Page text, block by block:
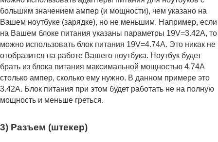
большим значением ампер (и мощности), чем указано на
Вашем ноутбуке (зарядке), но не меньшим. Например, если
на Вашем блоке питания указаны параметры 19V=3.42A, то
можно использовать блок питания 19V=4.74A. Это никак не
отобразится на работе Вашего ноутбука. Ноутбук будет
брать из блока питания максимальной мощностью 4.74А
столько ампер, сколько ему нужно. В данном примере это
3.42А. Блок питания при этом будет работать не на полную
мощность и меньше греться.
3) Разъем (штекер)